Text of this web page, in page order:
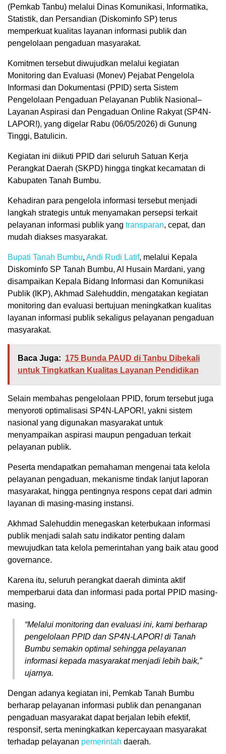
(Pemkab Tanbu) melalui Dinas Komunikasi, Informatika,
Statistik, dan Persandian (Diskominfo SP) terus
memperkuat kualitas layanan informasi publik dan
pengelolaan pengaduan masyarakat.
Komitmen tersebut diwujudkan melalui kegiatan
Monitoring dan Evaluasi (Monev) Pejabat Pengelola
Informasi dan Dokumentasi (PPID) serta Sistem
Pengelolaan Pengaduan Pelayanan Publik Nasional–
Layanan Aspirasi dan Pengaduan Online Rakyat (SP4N-
LAPOR!), yang digelar Rabu (06/05/2026) di Gunung
Tinggi, Batulicin.
Kegiatan ini diikuti PPID dari seluruh Satuan Kerja
Perangkat Daerah (SKPD) hingga tingkat kecamatan di
Kabupaten Tanah Bumbu.
Kehadiran para pengelola informasi tersebut menjadi
langkah strategis untuk menyamakan persepsi terkait
pelayanan informasi publik yang transparan, cepat, dan
mudah diakses masyarakat.
Bupati Tanah Bumbu, Andi Rudi Latif, melalui Kepala
Diskominfo SP Tanah Bumbu, Al Husain Mardani, yang
disampaikan Kepala Bidang Informasi dan Komunikasi
Publik (IKP), Akhmad Salehuddin, mengatakan kegiatan
monitoring dan evaluasi bertujuan meningkatkan kualitas
layanan informasi publik sekaligus pelayanan pengaduan
masyarakat.
Baca Juga: 175 Bunda PAUD di Tanbu Dibekali
untuk Tingkatkan Kualitas Layanan Pendidikan
Selain membahas pengelolaan PPID, forum tersebut juga
menyoroti optimalisasi SP4N-LAPOR!, yakni sistem
nasional yang digunakan masyarakat untuk
menyampaikan aspirasi maupun pengaduan terkait
pelayanan publik.
Peserta mendapatkan pemahaman mengenai tata kelola
pelayanan pengaduan, mekanisme tindak lanjut laporan
masyarakat, hingga pentingnya respons cepat dari admin
layanan di masing-masing instansi.
Akhmad Salehuddin menegaskan keterbukaan informasi
publik menjadi salah satu indikator penting dalam
mewujudkan tata kelola pemerintahan yang baik atau good
governance.
Karena itu, seluruh perangkat daerah diminta aktif
memperbarui data dan informasi pada portal PPID masing-
masing.
“Melalui monitoring dan evaluasi ini, kami berharap
pengelolaan PPID dan SP4N-LAPOR! di Tanah
Bumbu semakin optimal sehingga pelayanan
informasi kepada masyarakat menjadi lebih baik,”
ujarnya.
Dengan adanya kegiatan ini, Pemkab Tanah Bumbu
berharap pelayanan informasi publik dan penanganan
pengaduan masyarakat dapat berjalan lebih efektif,
responsif, serta meningkatkan kepercayaan masyarakat
terhadap pelayanan pemerintah daerah.